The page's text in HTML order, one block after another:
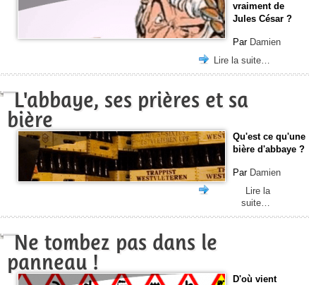
vraiment de
Jules César ?
Par Damien
Lire la suite…
L'abbaye, ses prières et sa
bière
Qu'est ce qu'une
bière d'abbaye ?
Par Damien
Lire la
suite…
Ne tombez pas dans le
panneau !
D'où vient